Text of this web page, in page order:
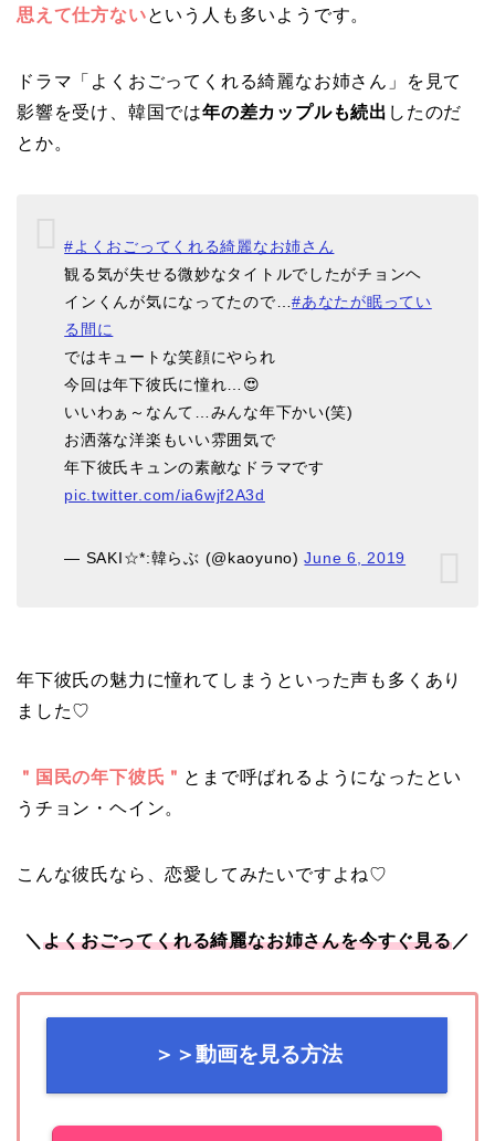
思えて仕方ないという人も多いようです。
ドラマ「よくおごってくれる綺麗なお姉さん」を見て
影響を受け、韓国では年の差カップルも続出 したのだ
とか。
#よくおごってくれる綺麗なお姉さん
観る気が失せる微妙なタイトルでしたがチョンヘ
インくんが気になってたので…#あなたが眠ってい
る間に
ではキュートな笑顔にやられ
今回は年下彼氏に憧れ…😍
いいわぁ～なんて…みんな年下かい(笑)
お洒落な洋楽もいい雰囲気で
年下彼氏キュンの素敵なドラマです
pic.twitter.com/ia6wjf2A3d
— SAKI☆*:韓らぶ (@kaoyuno)June 6, 2019
年下彼氏の魅力に憧れてしまうといった声も多くあり
ました♡
＂国民の年下彼氏＂ とまで呼ばれるようになったとい
うチョン・ヘイン。
こんな彼氏なら、恋愛してみたいですよね♡
＼よくおごってくれる綺麗なお姉さんを今すぐ見る／
＞＞動画を見る方法